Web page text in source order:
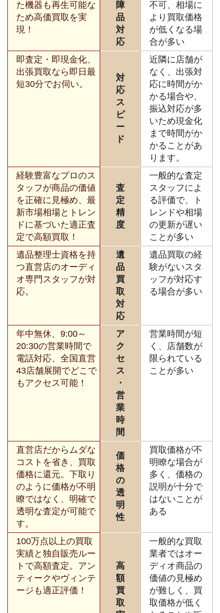
た機器も再生可能な
ため高価買取を実
現！
障
品
対
応
不可、相場に
より買取価格
が低くなる場
合が多い
即査定・即現金化、
出張買取なら即日最
短30分でお伺い。
対
応
ス
ピ
ー
ド
近隣に店舗が
なく、出張対
応に時間がか
かる場合や、
振込対応が多
いため現金化
まで時間がか
かることがあ
ります。
経験豊富なプロのス
タッフが商品の価値
を正確に見極め、最
新市場相場とトレン
ドに基づいた適正査
定で高額買取！
査
定
精
度
一般的な査定
スタッフによ
る評価で、ト
レンドや相場
の更新が遅い
ことが多い
遺品整理士資格を持
つ直営店のオーディ
オ専門スタッフが対
応。
遺
品
買
取
対
応
遺品買取の経
験がないスタ
ッフが対応す
る場合が多い
年中無休、9:00～
20:30の営業時間で
電話対応、全国直営
43店舗展開でどこで
もアクセス可能！
ア
ク
セ
ス
・
営
業
時
間
営業時間が短
く、店舗数が
限られている
ことが多い
直営店だからムダな
コストを省き、買取
価格に還元。下取り
のように価格が不明
瞭ではなく、明確で
透明な査定が可能で
す。
価
格
の
透
明
性
買取価格が不
明瞭な場合が
多く、価格の
説明が十分で
はないことが
ある
100万点以上の買取
実績と独自販売ルー
トで高額査定。アン
ティークやヴィンテ
ージも適正評価！
高
額
買
取
一般的な買取
業者ではオー
ディオ商品の
価値の見極め
が難しく、買
取価格が低く